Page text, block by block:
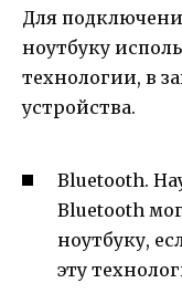
Для
ноутбуку
технологии, в
устройства.
Bluetooth.
Bluetooth
ноутбуку,
эту